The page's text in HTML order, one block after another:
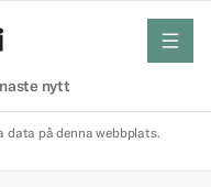
nytt
meny
data på denna webbplats.